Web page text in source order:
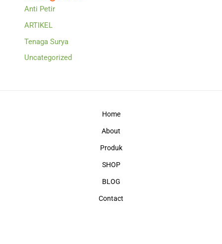
Anti Petir
ARTIKEL
Tenaga Surya
Uncategorized
Home
About
Produk
SHOP
BLOG
Contact